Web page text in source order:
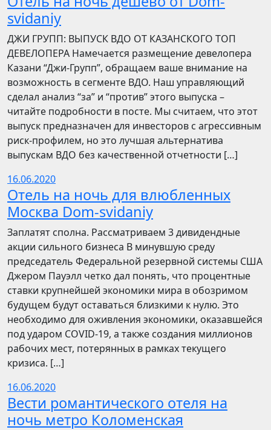
svidaniy
​​ДЖИ ГРУПП: ВЫПУСК ВДО ОТ КАЗАНСКОГО ТОП
ДЕВЕЛОПЕРА Намечается размещение девелопера
Казани “Джи-Групп”, обращаем ваше внимание на
возможность в сегменте ВДО. Наш управляющий
сделал анализ “за” и “против” этого выпуска –
читайте подробности в посте. Мы считаем, что этот
выпуск предназначен для инвесторов с агрессивным
риск-профилем, но это лучшая альтернатива
выпускам ВДО без качественной отчетности […]
16.06.2020
Отель на ночь для влюбленных
Москва Dom-svidaniy
Заплатят сполна. Рассматриваем 3 дивидендные
акции сильного бизнеса В минувшую среду
председатель Федеральной резервной системы США
Джером Пауэлл четко дал понять, что процентные
ставки крупнейшей экономики мира в обозримом
будущем будут оставаться близкими к нулю. Это
необходимо для оживления экономики, оказавшейся
под ударом COVID-19, а также создания миллионов
рабочих мест, потерянных в рамках текущего
кризиса. […]
16.06.2020
Вести романтического отеля на
ночь метро Коломенская